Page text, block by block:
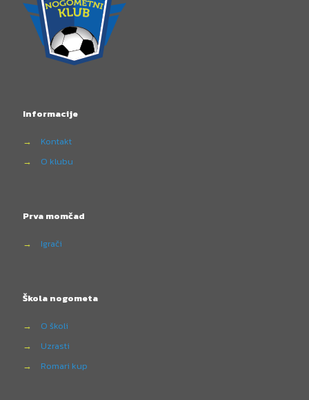
Informacije
→
Kontakt
→
O klubu
Prva momčad
→ Igrači
Škola nogometa
→
O školi
→
Uzrasti
→
Romari kup